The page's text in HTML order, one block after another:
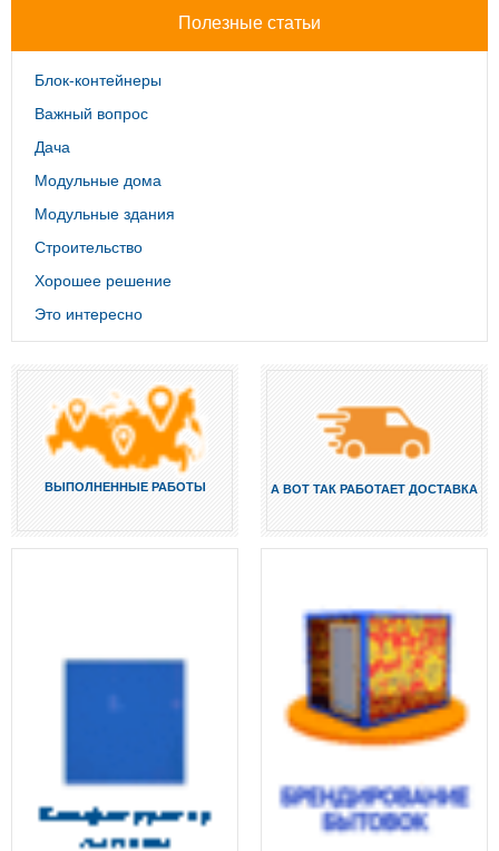
Полезные статьи
Блок-контейнеры
Важный вопрос
Дача
Модульные дома
Модульные здания
Строительство
Хорошее решение
Это интересно
ВЫПОЛНЕННЫЕ РАБОТЫ А ВОТ ТАК РАБОТАЕТ ДОСТАВКА